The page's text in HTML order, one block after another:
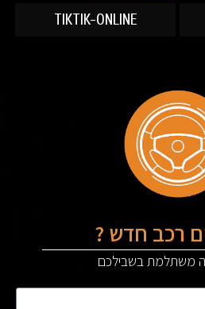
TIKTIK-ONLINE
רכב חדש ?
משתלמת בשבילכם